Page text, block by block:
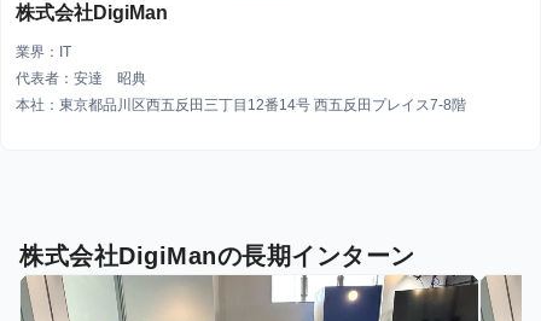
株式会社DigiMan
業界：IT
代表者：安達 昭典
本社：東京都品川区西五反田三丁目12番14号 西五反田プレイス7-8階
株式会社DigiManの長期インターン